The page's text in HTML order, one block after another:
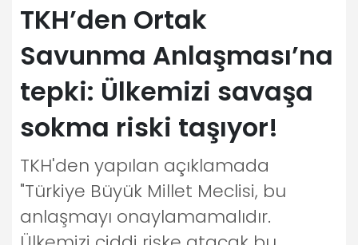
TKH’den Ortak
Savunma Anlaşması’na
tepki: Ülkemizi savaşa
sokma riski taşıyor!
TKH'den yapılan açıklamada
"Türkiye Büyük Millet Meclisi, bu
anlaşmayı onaylamamalıdır.